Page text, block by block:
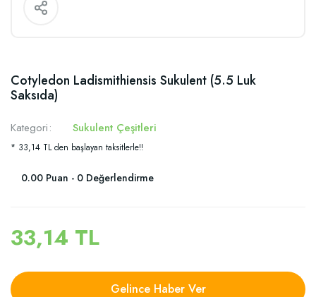
Cotyledon Ladismithiensis Sukulent (5.5 Luk
Saksıda)
Kategori Sukulent Çeşitleri
* 33,14 TL den başlayan taksitlerle!!
0.00 Puan - 0 Değerlendirme
33,14 TL
Gelince Haber Ver